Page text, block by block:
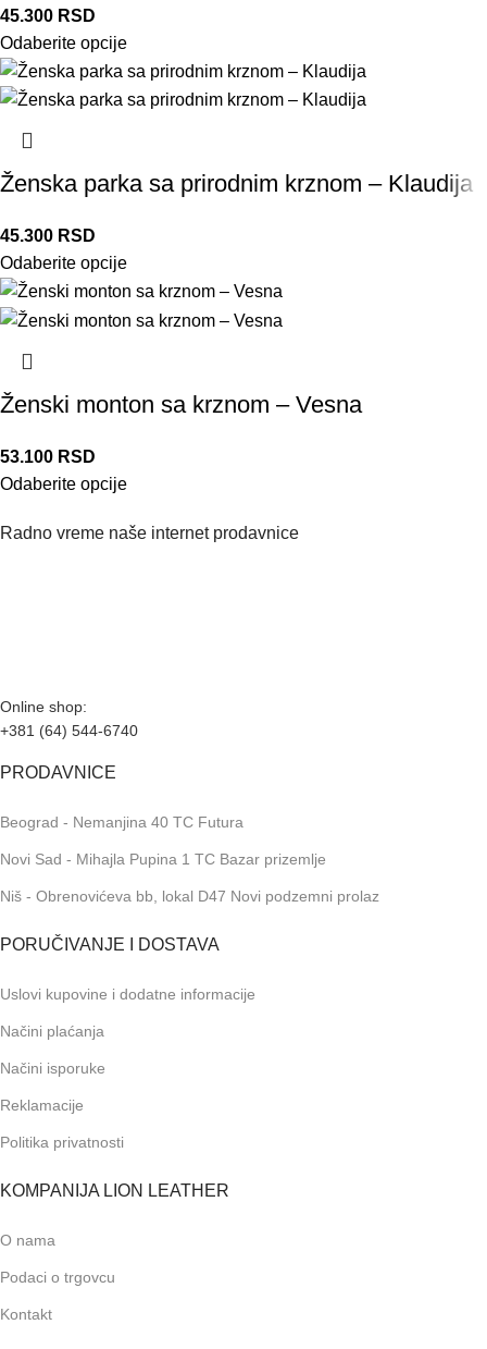
45.300 RSD
Odaberite opcije
Ženska parka sa prirodnim krznom – Klaudija
45.300 RSD
Odaberite opcije
Ženski monton sa krznom – Vesna
53.100 RSD
Odaberite opcije
Radno vreme naše internet prodavnice
Online shop:
+381 (64) 544-6740
PRODAVNICE
Beograd - Nemanjina 40 TC Futura
Novi Sad - Mihajla Pupina 1 TC Bazar prizemlje
Niš - Obrenovićeva bb, lokal D47 Novi podzemni prolaz
PORUČIVANJE I DOSTAVA
Uslovi kupovine i dodatne informacije
Načini plaćanja
Načini isporuke
Reklamacije
Politika privatnosti
KOMPANIJA LION LEATHER
O nama
Podaci o trgovcu
Kontakt